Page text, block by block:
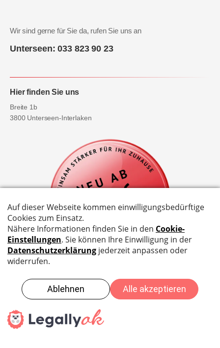
Wir sind gerne für Sie da, rufen Sie uns an
Unterseen: 033 823 90 23
Hier finden Sie uns
Breite 1b
3800 Unterseen-Interlaken
© EG Elektro Geräte AG - | Impressum
|